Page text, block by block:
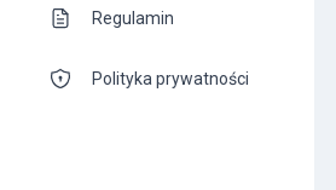
Regulamin
Polityka prywatności